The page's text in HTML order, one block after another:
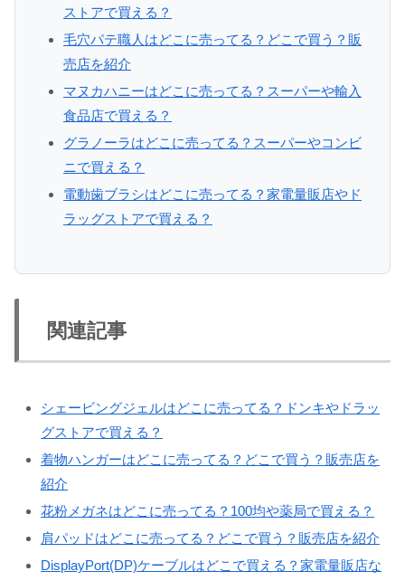
ストアで買える？
毛穴パテ職人はどこに売ってる？どこで買う？販
売店を紹介
マヌカハニーはどこに売ってる？スーパーや輸入
食品店で買える？
グラノーラはどこに売ってる？スーパーやコンビ
ニで買える？
電動歯ブラシはどこに売ってる？家電量販店やド
ラッグストアで買える？
関連記事
シェービングジェルはどこに売ってる？ドンキやドラッ
グストアで買える？
着物ハンガーはどこに売ってる？どこで買う？販売店を
紹介
花粉メガネはどこに売ってる？100均や薬局で買える？
肩パッドはどこに売ってる？どこで買う？販売店を紹介
DisplayPort(DP)ケーブルはどこで買える？家電量販店な